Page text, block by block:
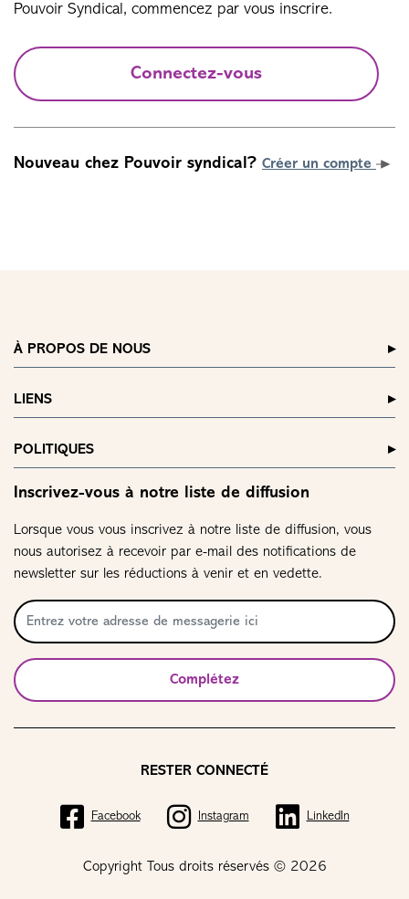
Pouvoir Syndical, commencez par vous inscrire.
Connectez-vous
Nouveau chez Pouvoir syndical? Créer un compte
À PROPOS DE NOUS
LIENS
POLITIQUES
Inscrivez-vous à notre liste de diffusion
Lorsque vous vous inscrivez à notre liste de diffusion, vous
nous autorisez à recevoir par e-mail des notifications de
newsletter sur les réductions à venir et en vedette.
Complétez
Copyright Tous droits réservés © 2026
RESTER CONNECTÉ
Facebook Instagram LinkedIn